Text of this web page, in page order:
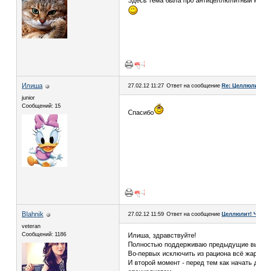
Илиша
junior
Сообщений: 15
27.02.12 11:27 Ответ на сообщение Re:
Спасибо
Blahnik
veteran
Сообщений: 1186
27.02.12 11:59 Ответ на сообщение Целлюлит!
Илиша, здравствуйте!
Полностью поддерживаю предыдущие
Во-первых исключить из рациона всё
И второй момент - перед тем как начать